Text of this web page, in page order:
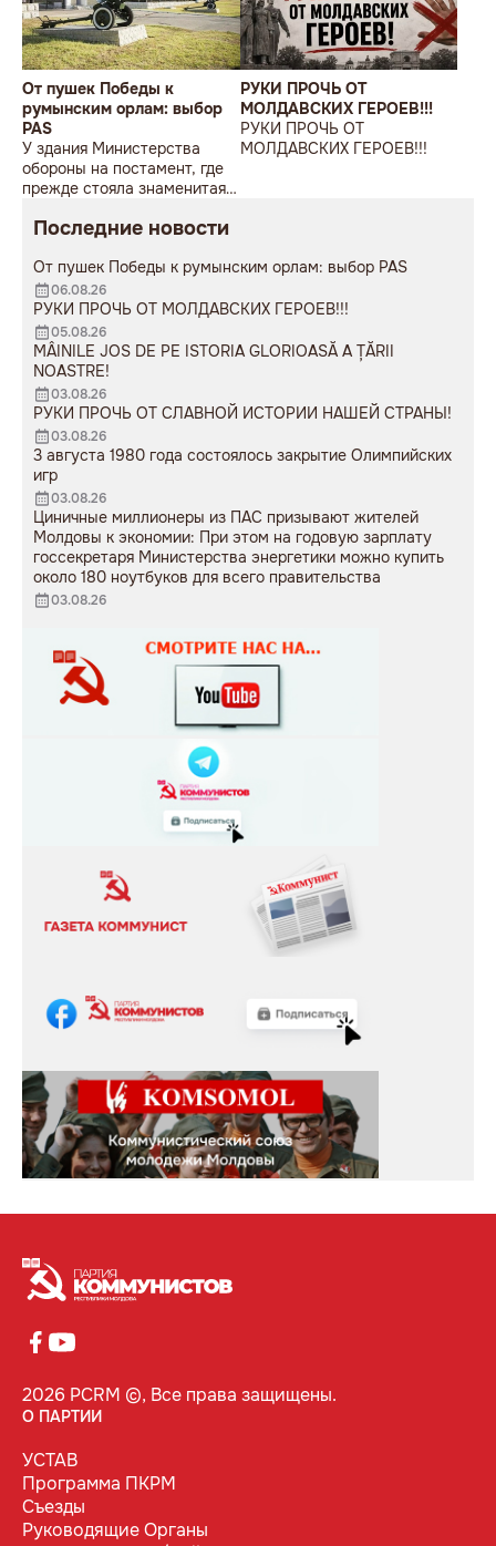
От пушек Победы к
румынским орлам: выбор
PAS
У здания Министерства
обороны на постамент, где
прежде стояла знаменитая
мужчина возложил букет
РУКИ ПРОЧЬ ОТ
МОЛДАВСКИХ ГЕРОЕВ!!!
РУКИ ПРОЧЬ ОТ
МОЛДАВСКИХ ГЕРОЕВ!!!
Последние новости
От пушек Победы к румынским орлам: выбор PAS
06.08.26
РУКИ ПРОЧЬ ОТ МОЛДАВСКИХ ГЕРОЕВ!!!
05.08.26
MÂINILE JOS DE PE ISTORIA GLORIOASĂ A ȚĂRII
NOASTRE!
03.08.26
РУКИ ПРОЧЬ ОТ СЛАВНОЙ ИСТОРИИ НАШЕЙ СТРАНЫ!
03.08.26
3 августа 1980 года состоялось закрытие Олимпийских
игр
03.08.26
Циничные миллионеры из ПАС призывают жителей
Молдовы к экономии: При этом на годовую зарплату
госсекретаря Министерства энергетики можно купить
около 180 ноутбуков для всего правительства
03.08.26
2026 PCRM ©, Все права защищены.
О ПАРТИИ
УСТАВ
Программа ПКРМ
Съезды
Руководящие Органы